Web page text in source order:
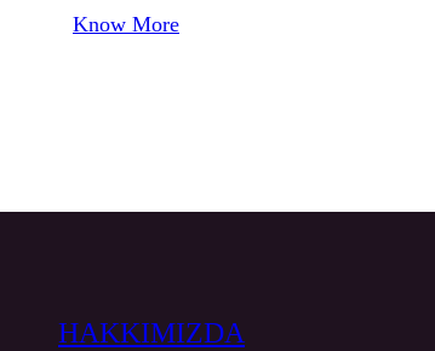
Know More
HAKKIMIZDA